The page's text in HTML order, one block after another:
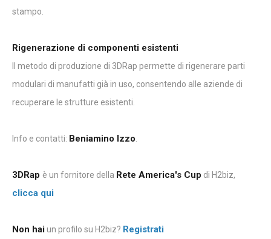
stampo.
Rigenerazione di componenti esistenti
Il metodo di produzione di 3DRap permette di rigenerare parti
modulari di manufatti già in uso, consentendo alle aziende di
recuperare le strutture esistenti.
Info e contatti: Beniamino Izzo.
3DRap è un fornitore della Rete America's Cup di H2biz,
clicca qui
Non haiun profilo su H2biz? Registrati